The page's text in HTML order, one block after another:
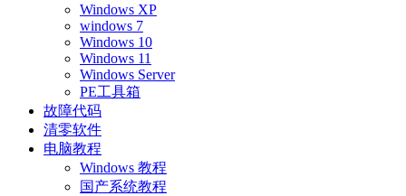
Windows XP
windows 7
Windows 10
Windows 11
Windows Server
PE工具箱
故障代码
清零软件
电脑教程
Windows 教程
国产系统教程